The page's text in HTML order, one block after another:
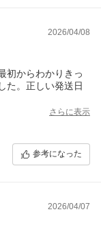
状況ではないので
の納期表示は再考
2026/04/08
初からわかりきっ
た。正しい発送日
さらに表示
参考になった
2026/04/07